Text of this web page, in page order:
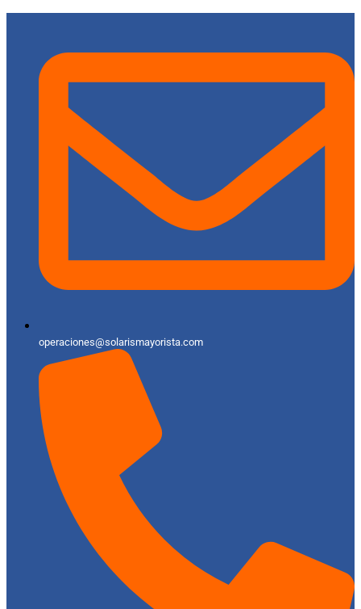
operaciones@solarismayorista.com